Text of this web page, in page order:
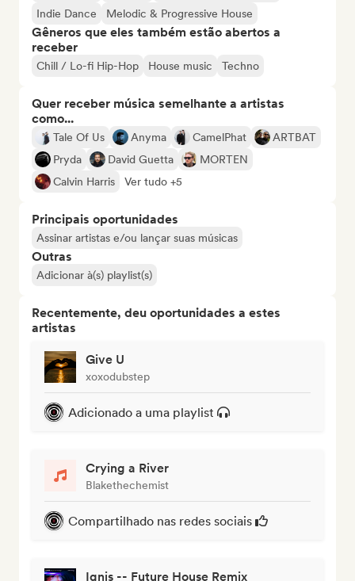
Indie Dance
Melodic & Progressive House
Gêneros que eles também estão abertos a
receber
Chill / Lo-fi Hip-Hop House music Techno
Quer receber música semelhante a artistas
como...
Tale Of Us Anyma CamelPhat
ARTBAT
Pryda
David Guetta
MORTEN
Calvin Harris
Ver tudo +5
Principais oportunidades
Assinar artistas e/ou lançar suas músicas
Outras
Adicionar à(s) playlist(s)
Recentemente, deu oportunidades a estes
artistas
Give U
xoxodubstep
Adicionado a uma playlist
Crying a River
Blakethechemist
Compartilhado nas redes sociais
Ignis -- Future House Remix